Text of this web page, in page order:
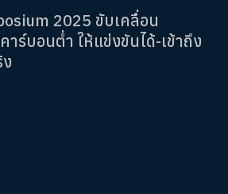
2025 ขับเคลื่อน
าร์บอนต่ำ ให้แข่งขันได้-เข้าถึง